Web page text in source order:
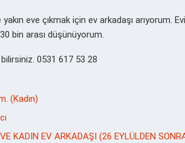
eve çıkmak için ev arkadaşı arıyorum.
bin arası düşünüyorum.
0531 617 53 28
(Kadın)
KADIN EV ARKADAŞI (26 EYLÜLDEN